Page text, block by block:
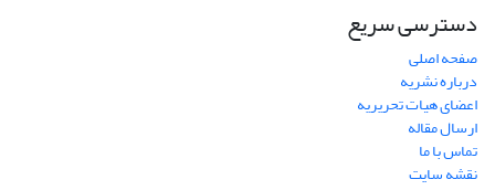
دسترسی سریع
صفحه اصلی
درباره نشریه
اعضای هیات تحریریه
ارسال مقاله
تماس با ما
نقشه سایت